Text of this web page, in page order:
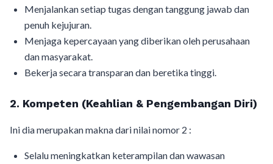
Menjalankan setiap tugas dengan tanggung jawab dan
penuh kejujuran.
Menjaga kepercayaan yang diberikan oleh perusahaan
dan masyarakat.
Bekerja secara transparan dan beretika tinggi.
2. Kompeten (Keahlian & Pengembangan Diri)
Ini dia merupakan makna dari nilai nomor 2 :
Selalu meningkatkan keterampilan dan wawasan